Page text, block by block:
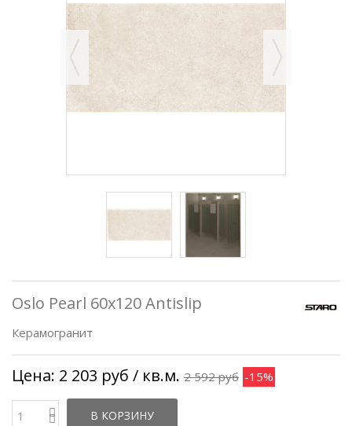
Oslo Pearl 60x120 Antislip
Керамогранит
Цена: 2 203 руб / кв.м. 2 592 руб -15%
В КОРЗИНУ